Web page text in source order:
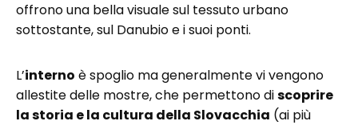
offrono una bella visuale sul tessuto urbano
sottostante, sul Danubio e i suoi ponti.
L’interno è spoglio ma generalmente vi vengono
allestite delle mostre, che permettono discoprire
la storia e la cultura della Slovacchia (ai più